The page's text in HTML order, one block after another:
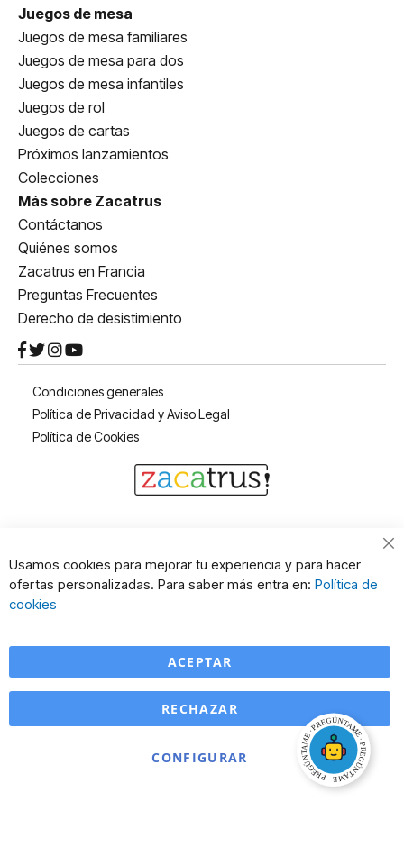
Juegos de mesa
Juegos de mesa familiares
Juegos de mesa para dos
Juegos de mesa infantiles
Juegos de rol
Juegos de cartas
Próximos lanzamientos
Colecciones
Más sobre Zacatrus
Contáctanos
Quiénes somos
Zacatrus en Francia
Preguntas Frecuentes
Derecho de desistimiento
Condiciones generales
Política de Privacidad y Aviso Legal
Política de Cookies
Usamos cookies para mejorar tu experiencia y para hacer
ofertas personalizadas. Para saber más entra en: Política de
cookies
ACEPTAR
CONFIGURAR
RECHAZAR